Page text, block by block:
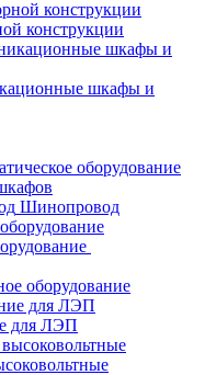
конструкции
шкафы и
оборудование
Шинопровод
оборудование
для ЛЭП